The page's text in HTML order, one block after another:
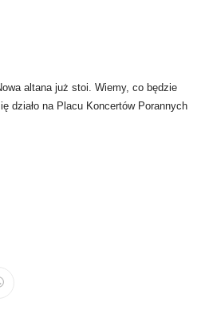
altana już stoi. Wiemy, co będzie
działo na Placu Koncertów Porannych